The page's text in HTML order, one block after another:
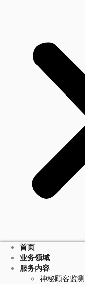
首页
业务领域
服务内容
神秘顾客监测